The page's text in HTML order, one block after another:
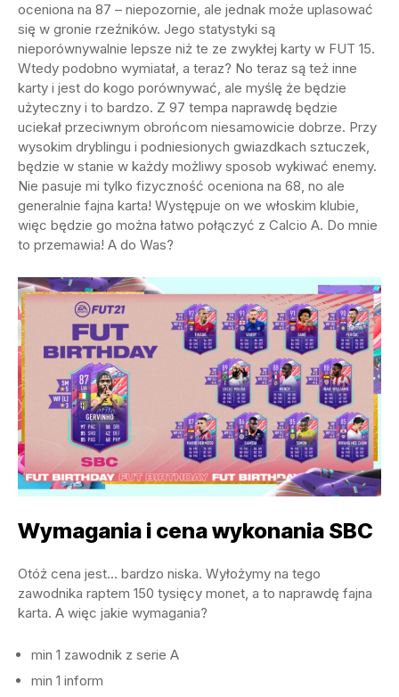
oceniona na 87 – niepozornie, ale jednak może uplasować
się w gronie rzeźników. Jego statystyki są
nieporównywalnie lepsze niż te ze zwykłej karty w FUT 15.
Wtedy podobno wymiatał, a teraz? No teraz są też inne
karty i jest do kogo porównywać, ale myślę że będzie
użyteczny i to bardzo. Z 97 tempa naprawdę będzie
uciekał przeciwnym obrońcom niesamowicie dobrze. Przy
wysokim dryblingu i podniesionych gwiazdkach sztuczek,
będzie w stanie w każdy możliwy sposob wykiwać enemy.
Nie pasuje mi tylko fizyczność oceniona na 68, no ale
generalnie fajna karta! Występuje on we włoskim klubie,
więc będzie go można łatwo połączyć z Calcio A. Do mnie
to przemawia! A do Was?
Wymagania i cena wykonania SBC
Otóż cena jest… bardzo niska. Wyłożymy na tego
zawodnika raptem 150 tysięcy monet, a to naprawdę fajna
karta. A więc jakie wymagania?
min 1 zawodnik z serie A
min 1 inform